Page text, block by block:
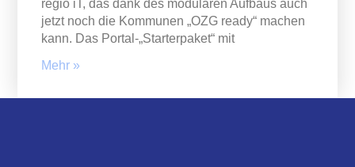
regio iT, das dank des modularen Aufbaus auch
jetzt noch die Kommunen „OZG ready“ machen
kann. Das Portal-„Starterpaket“ mit
Mehr »